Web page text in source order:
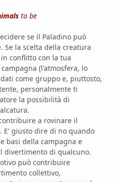
to be
se il Paladino può
Se la scelta della creatura
conflitto con la tua
(l'atmosfera, lo
come gruppo e, piuttosto,
personalmente ti
la possibilità di
a rovinare il
giusto dire di no quando
basi della campagna e
divertimento di qualcuno.
può contribuire
collettivo,